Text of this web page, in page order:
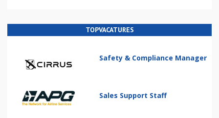
TOPVACATURES
Safety & Compliance Manager
Sales Support Staff